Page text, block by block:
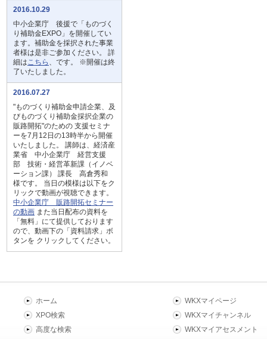
2016.10.29
中小企業庁 後援で「ものづく
り補助金EXPO」を開催してい
ます。補助金を採択された事業
者様は是非ご参加ください。 詳
細はこちら 、です。 ※開催は終
了いたしました。
2016.07.27
"ものづくり補助金申請企業、及
びものづくり補助金採択企業の
販路開拓"のための 支援セミナ
ーを7月12日の13時半から開催
いたしました。 講師は、経済産
業省 中小企業庁 経営支援
部 技術・経営革新課（イノベ
ーション課） 課長 高倉秀和
様です。 当日の模様は以下をク
リックで動画が視聴できます。
中小企業庁 販路開拓セミナー
の動画 また当日配布の資料を
「無料」にて提供しております
ので、動画下の「資料請求」ボ
タンを クリックしてください。
ホーム
XPO検索
高度な検索
WKXマイページ
WKXマイチャンネル
WKXマイアセスメント